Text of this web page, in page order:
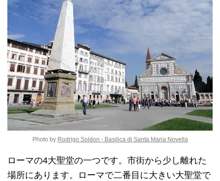
Photo by Rodrigo Soldon - Basilica di Santa Maria Novella
ローマの4大聖堂の一つです。市街から少し離れた
場所にあります。ローマで二番目に大きい大聖堂で